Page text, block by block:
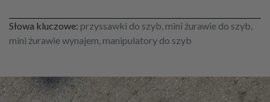
Słowa kluczowe: przyssawki do szyb, mini żurawie do szyb,
mini żurawie wynajem, manipulatory do szyb